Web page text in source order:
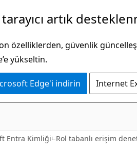
artık
özelliklerden, güvenlik
yükseltin.
Edge'i indirin Internet
Entra Kimliği Rol tabanlı erişim